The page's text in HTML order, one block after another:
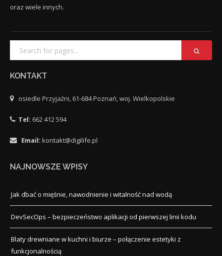
oraz wiele innych.
KONTAKT
osiedle Przyjaźni, 61-684 Poznań, woj. Wielkopolskie
Tel: 662 412 594
Email: kontakt@digilife.pl
NAJNOWSZE WPISY
Jak dbać o mięśnie, nawodnienie i witalność nad wodą
DevSecOps – bezpieczeństwo aplikacji od pierwszej linii kodu
Blaty drewniane w kuchni i biurze – połączenie estetyki z
funkcjonalnością